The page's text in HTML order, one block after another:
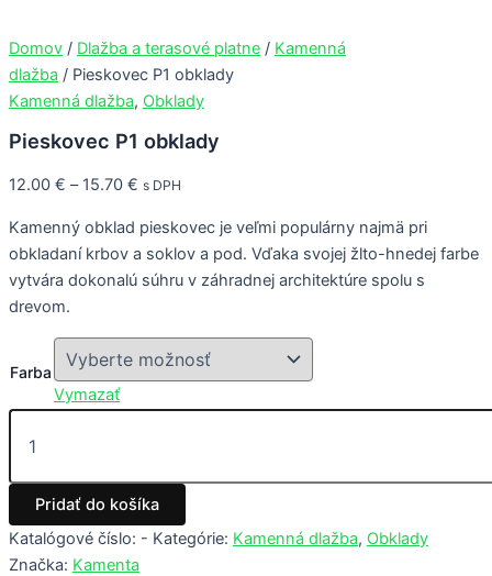
na
obsah
Domov / Dlažba a terasové platne / Kamenná
dlažba / Pieskovec P1 obklady
Kamenná dlažba, Obklady
Pieskovec P1 obklady
12.00 € – 15.70 € s DPH
Kamenný obklad pieskovec je veľmi populárny najmä pri
obkladaní krbov a soklov a pod. Vďaka svojej žlto-hnedej farbe
vytvára dokonalú súhru v záhradnej architektúre spolu s
drevom.
Farba
Vymazať
P1
obklady
Pridať do košíka
Katalógové číslo: - Kategórie: Kamenná dlažba, Obklady
Značka: Kamenta
product
be
chosen
on
product
be
chosen
on
be
chosen
on
product
be
chosen
on